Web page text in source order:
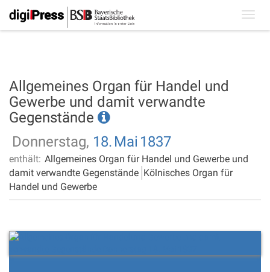
Allgemeines Organ für Handel und
Gewerbe und damit verwandte
Gegenstände
Donnerstag, 18. Mai 1837
enthält: Allgemeines Organ für Handel und Gewerbe und
damit verwandte Gegenstände Kölnisches Organ für
Handel und Gewerbe